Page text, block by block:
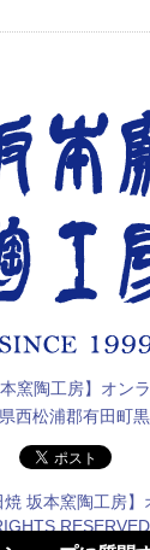
本窯陶工房】オン
西松浦郡有田町黒
坂本窯陶工房】